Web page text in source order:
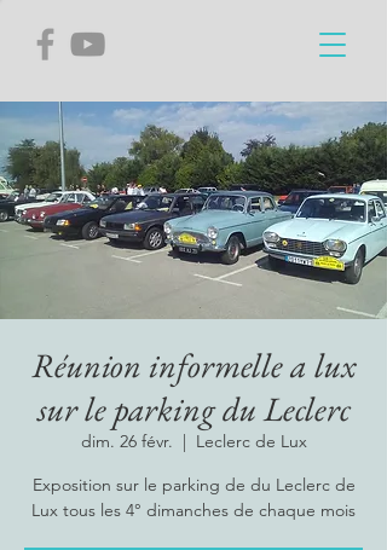
Réunion informelle a lux
sur le parking du Leclerc
dim. 26 févr.
  |
Leclerc de Lux
Exposition sur le parking de du Leclerc de
Lux tous les 4° dimanches de chaque mois